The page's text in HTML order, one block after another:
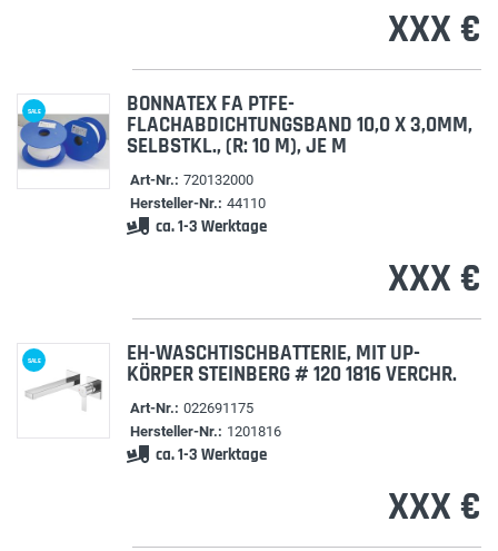
XXX €
SALE BONNATEX FA PTFE-
FLACHABDICHTUNGSBAND 10,0 X 3,0MM,
SELBSTKL., (R: 10 M), JE M
Art-Nr.: 720132000
Hersteller-Nr.: 44110
ca. 1-3 Werktage
XXX €
SALE EH-WASCHTISCHBATTERIE, MIT UP-
KÖRPER STEINBERG # 120 1816 VERCHR.
Art-Nr.: 022691175
Hersteller-Nr.: 1201816
ca. 1-3 Werktage
XXX €